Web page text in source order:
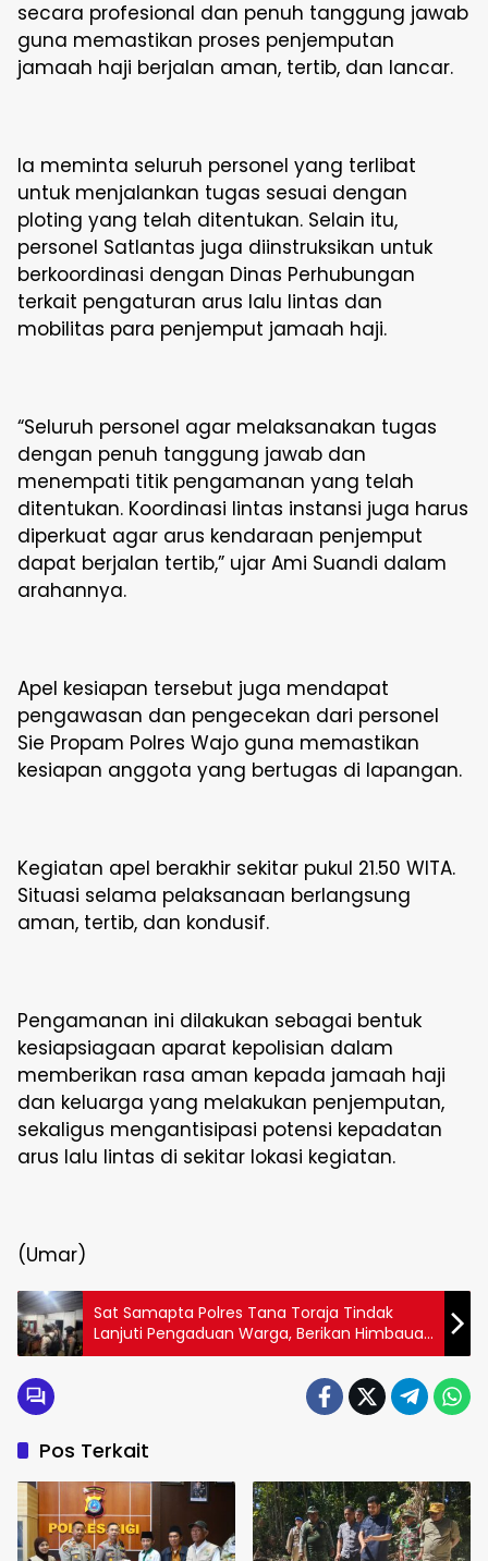
secara profesional dan penuh tanggung jawab
guna memastikan proses penjemputan
jamaah haji berjalan aman, tertib, dan lancar.
Ia meminta seluruh personel yang terlibat
untuk menjalankan tugas sesuai dengan
ploting yang telah ditentukan. Selain itu,
personel Satlantas juga diinstruksikan untuk
berkoordinasi dengan Dinas Perhubungan
terkait pengaturan arus lalu lintas dan
mobilitas para penjemput jamaah haji.
“Seluruh personel agar melaksanakan tugas
dengan penuh tanggung jawab dan
menempati titik pengamanan yang telah
ditentukan. Koordinasi lintas instansi juga harus
diperkuat agar arus kendaraan penjemput
dapat berjalan tertib,” ujar Ami Suandi dalam
arahannya.
Apel kesiapan tersebut juga mendapat
pengawasan dan pengecekan dari personel
Sie Propam Polres Wajo guna memastikan
kesiapan anggota yang bertugas di lapangan.
Kegiatan apel berakhir sekitar pukul 21.50 WITA.
Situasi selama pelaksanaan berlangsung
aman, tertib, dan kondusif.
Pengamanan ini dilakukan sebagai bentuk
kesiapsiagaan aparat kepolisian dalam
memberikan rasa aman kepada jamaah haji
dan keluarga yang melakukan penjemputan,
sekaligus mengantisipasi potensi kepadatan
arus lalu lintas di sekitar lokasi kegiatan.
(Umar)
Sat Samapta Polres Tana Toraja Tindak
Lanjuti Pengaduan Warga, Berikan Himbauan
Kamtibmas kepada Pemilik Rumah Makan
Pos Terkait